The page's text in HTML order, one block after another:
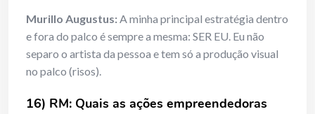
Murillo Augustus:A minha principal estratégia dentro
e fora do palco é sempre a mesma: SER EU. Eu não
separo o artista da pessoa e tem só a produção visual
no palco (risos).
16) RM: Quais as ações empreendedoras